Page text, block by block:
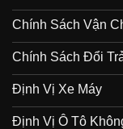
Chính Sách Vận
Chính Sách Đổi
Định Vị Xe Máy
Định Vị Ô Tô